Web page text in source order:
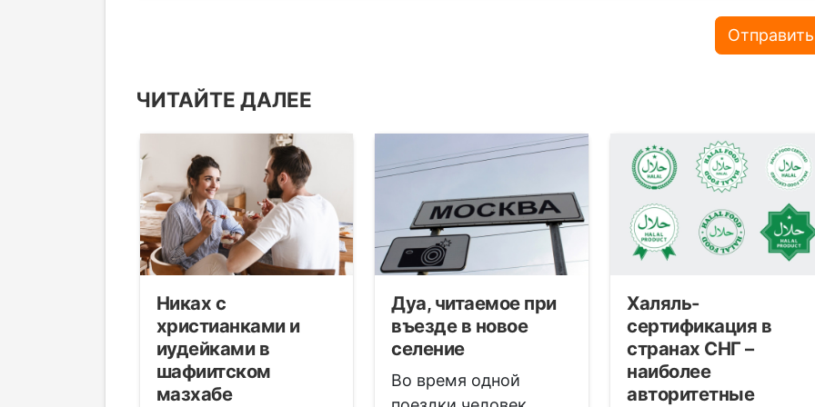
Отправить
ЧИТАЙТЕ ДАЛЕЕ
Никах с
христианками и
иудейками в
шафиитском
мазхабе
Дуа, читаемое при
въезде в новое
селение
Во время одной
Халяль-
сертификация в
странах СНГ –
наиболее
авторитетные